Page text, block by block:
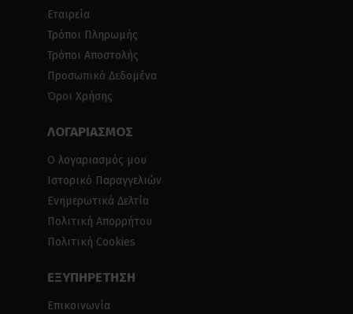
Εταιρεία
Τρόποι Πληρωμής
Τρόποι Αποστολής
Προσωπικά Δεδομένα
Όροι Χρήσης
ΛΟΓΑΡΙΑΣΜΟΣ
Ο λογαριασμός μου
Ιστορικό Παραγγελιών
Ενημερωτικά Δελτία
Πολιτική Απορρήτου
Πολιτική Cookies
ΕΞΥΠΗΡΕΤΗΣΗ
Επικοινωνία